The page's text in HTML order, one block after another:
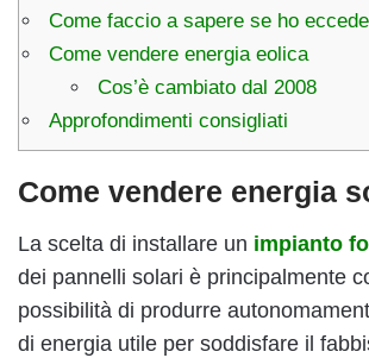
Come faccio a sapere se ho
Come vendere energia eolica
Cos’è cambiato dal 2008
Approfondimenti consigliati
Come vendere energia
La scelta di installare un impianto
dei pannelli solari è principalmente
possibilità di produrre
di energia utile per soddisfare il